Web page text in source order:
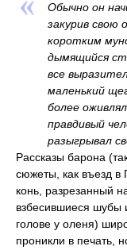
Обычно он
закурив свою
коротким
дымящийся
все
маленький
более
правдивый
разыгрывал
Рассказы барона
сюжеты, как въезд в
конь, разрезанный
взбесившиеся шубы
голове у оленя)
проникли в печать,